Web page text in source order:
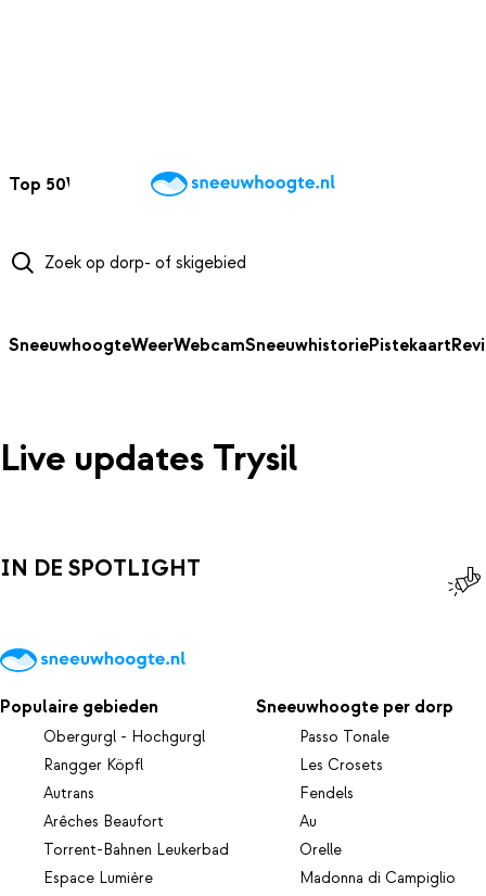
Top 50Webcams WintersportweerKaarten
SneeuwhoogteWeerWebcamSneeuwhistoriePistekaart
Live updates Trysil
IN DE SPOTLIGHT
Populaire gebieden
Obergurgl - Hochgurgl
Rangger Köpfl
Autrans
Arêches Beaufort
Torrent-Bahnen Leukerbad
Espace Lumière
Sneeuwhoogte per dorp
Passo Tonale
Les Crosets
Fendels
Au
Orelle
Madonna di Campiglio